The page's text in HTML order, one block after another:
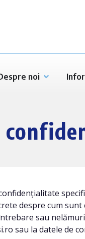
noi
despre cum
sau
sau la datele de